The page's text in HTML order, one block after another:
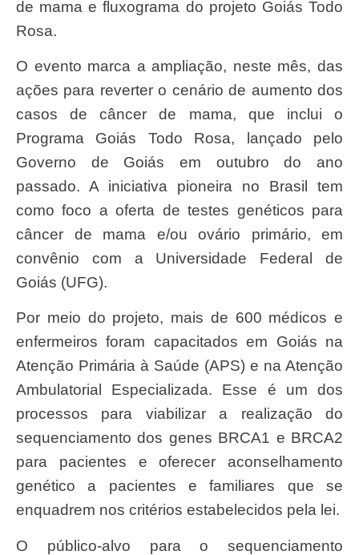
de mama e fluxograma do projeto Goiás Todo
Rosa.
O evento marca a ampliação, neste mês, das
ações para reverter o cenário de aumento dos
casos de câncer de mama, que inclui o
Programa Goiás Todo Rosa, lançado pelo
Governo de Goiás em outubro do ano
passado. A iniciativa pioneira no Brasil tem
como foco a oferta de testes genéticos para
câncer de mama e/ou ovário primário, em
convênio com a Universidade Federal de
Goiás (UFG).
Por meio do projeto, mais de 600 médicos e
enfermeiros foram capacitados em Goiás na
Atenção Primária à Saúde (APS) e na Atenção
Ambulatorial Especializada. Esse é um dos
processos para viabilizar a realização do
sequenciamento dos genes BRCA1 e BRCA2
para pacientes e oferecer aconselhamento
genético a pacientes e familiares que se
enquadrem nos critérios estabelecidos pela lei.
O público-alvo para o sequenciamento